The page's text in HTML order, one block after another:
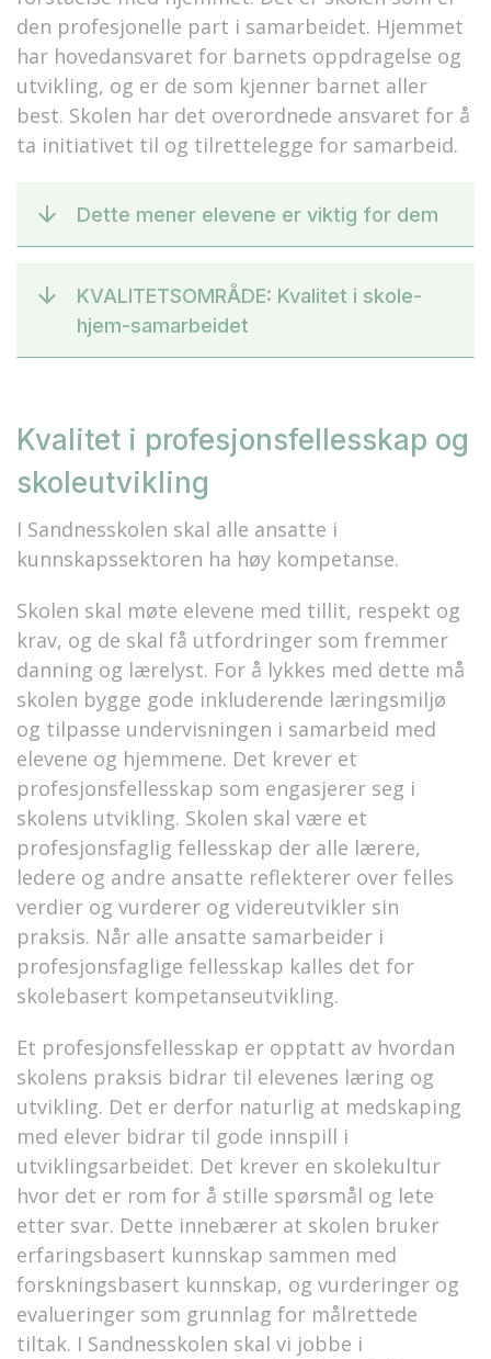
den profesjonelle part i samarbeidet. Hjemmet
har hovedansvaret for barnets oppdragelse og
utvikling, og er de som kjenner barnet aller
best. Skolen har det overordnede ansvaret for å
ta initiativet til og tilrettelegge for samarbeid.
Dette mener elevene er viktig for dem
KVALITETSOMRÅDE: Kvalitet i skole-
hjem-samarbeidet
Kvalitet i profesjonsfellesskap og
skoleutvikling
I Sandnesskolen skal alle ansatte i
kunnskapssektoren ha høy kompetanse.
Skolen skal møte elevene med tillit, respekt og
krav, og de skal få utfordringer som fremmer
danning og lærelyst. For å lykkes med dette må
skolen bygge gode inkluderende læringsmiljø
og tilpasse undervisningen i samarbeid med
elevene og hjemmene. Det krever et
profesjonsfellesskap som engasjerer seg i
skolens utvikling. Skolen skal være et
profesjonsfaglig fellesskap der alle lærere,
ledere og andre ansatte reflekterer over felles
verdier og vurderer og videreutvikler sin
praksis. Når alle ansatte samarbeider i
profesjonsfaglige fellesskap kalles det for
skolebasert kompetanseutvikling.
Et profesjonsfellesskap er opptatt av hvordan
skolens praksis bidrar til elevenes læring og
utvikling. Det er derfor naturlig at medskaping
med elever bidrar til gode innspill i
utviklingsarbeidet. Det krever en skolekultur
hvor det er rom for å stille spørsmål og lete
etter svar. Dette innebærer at skolen bruker
erfaringsbasert kunnskap sammen med
forskningsbasert kunnskap, og vurderinger og
evalueringer som grunnlag for målrettede
tiltak. I Sandnesskolen skal vi jobbe i